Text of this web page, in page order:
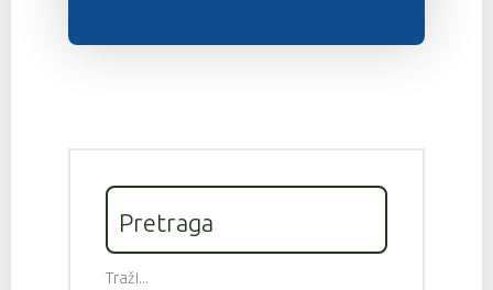
Pretraga
Traži...